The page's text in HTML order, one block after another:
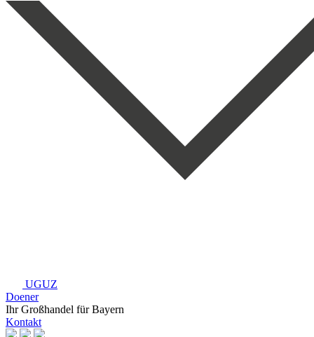
UGUZ
Doener
Ihr Großhandel für Bayern
Kontakt